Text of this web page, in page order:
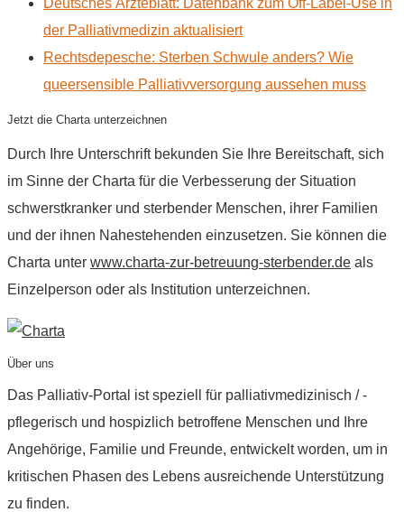
der Palliativmedizin aktualisiert
Rechtsdepesche: Sterben Schwule anders? Wie
queersensible Palliativversorgung aussehen muss
Jetzt die Charta unterzeichnen
Durch Ihre Unterschrift bekunden Sie Ihre Bereitschaft, sich
im Sinne der Charta für die Verbesserung der Situation
schwerstkranker und sterbender Menschen, ihrer Familien
und der ihnen Nahestehenden einzusetzen. Sie können die
Charta unter www.charta-zur-betreuung-sterbender.de als
Einzelperson oder als Institution unterzeichnen.
Über uns
Das Palliativ-Portal ist speziell für palliativmedizinisch / -
pflegerisch und hospizlich betroffene Menschen und Ihre
Angehörige, Familie und Freunde, entwickelt worden, um in
kritischen Phasen des Lebens ausreichende Unterstützung
zu finden.